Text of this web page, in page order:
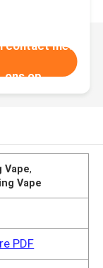
contact met
ons op
Vape,
Vape
PDF